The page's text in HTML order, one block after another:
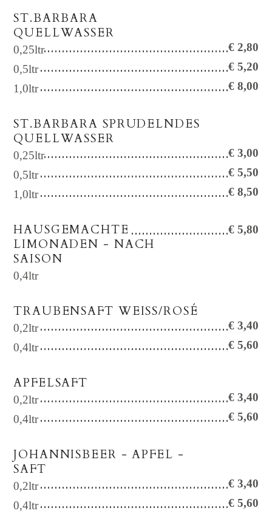
ST.BARBARA
QUELLWASSER
0,25ltr
€ 2,80
0,5ltr
€ 5,20
1,0ltr
€ 8,00
ST.BARBARA SPRUDELNDES
QUELLWASSER
0,25ltr
€ 3,00
0,5ltr
€ 5,50
1,0ltr
€ 8,50
HAUSGEMACHTE
LIMONADEN - NACH
SAISON
0,4ltr
€ 5,80
TRAUBENSAFT WEISS/ROSÉ
0,2ltr
€ 3,40
0,4ltr
€ 5,60
APFELSAFT
0,2ltr
€ 3,40
0,4ltr
€ 5,60
JOHANNISBEER - APFEL -
SAFT
0,2ltr
€ 3,40
0,4ltr
€ 5,60